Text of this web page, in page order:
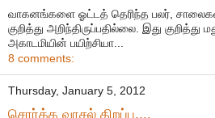
வாகனங்களை ஓட்டத் தெரிந்த பலர்,
குறித்து அறிந்திருப்பதில்லை. இது குறித்து
அகாடமியின் பயிற்சியா...
8 comments:
Thursday, January 5, 2012
சொர்க்க வாசல் திறப்பு....